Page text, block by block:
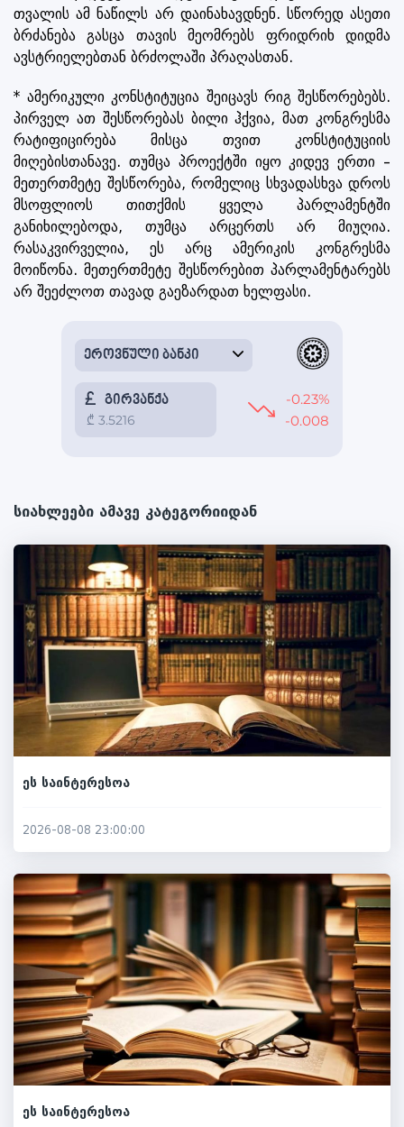
თვალის ამ ნაწილს არ დაინახავდნენ. სწორედ ასეთი
ბრძანება გასცა თავის მეომრებს ფრიდრიხ დიდმა
ავსტრიელებთან ბრძოლაში პრაღასთან.
* ამერიკული კონსტიტუცია შეიცავს რიგ შესწორებებს.
პირველ ათ შესწორებას ბილი ჰქვია, მათ კონგრესმა
რატიფიცირება მისცა თვით კონსტიტუციის
მიღებისთანავე. თუმცა პროექტში იყო კიდევ ერთი –
მეთერთმეტე შესწორება, რომელიც სხვადასხვა დროს
მსოფლიოს თითქმის ყველა პარლამენტში
განიხილებოდა, თუმცა არცერთს არ მიუღია.
რასაკვირველია, ეს არც ამერიკის კონგრესმა
მოიწონა. მეთერთმეტე შესწორებით პარლამენტარებს
არ შეეძლოთ თავად გაეზარდათ ხელფასი.
სიახლეები ამავე კატეგორიიდან
ეს საინტერესოა
2026-08-08 23:00:00
ეს საინტერესოა